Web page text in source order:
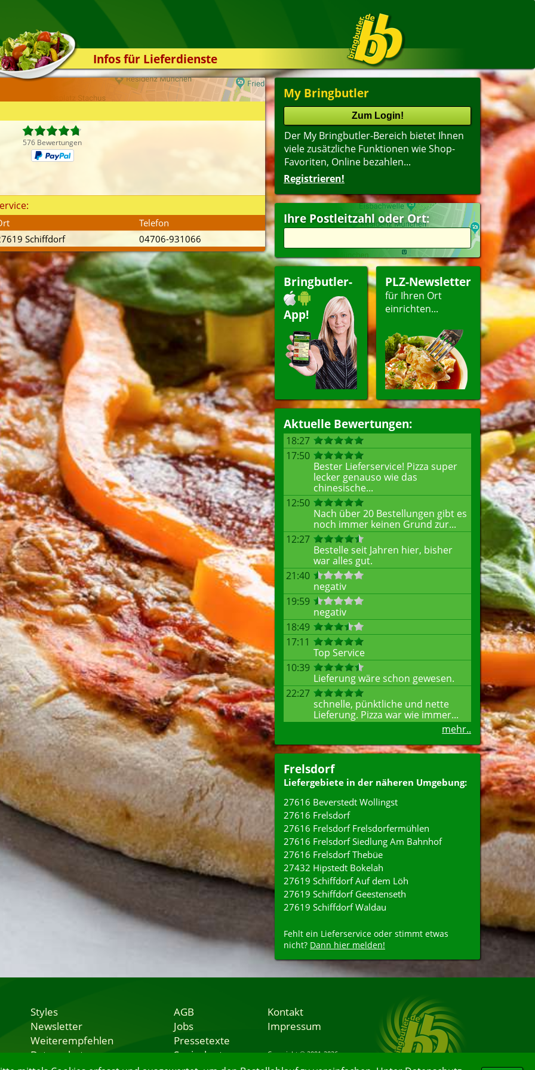
Infos für Lieferdienste
Kassensystem
Zuverlässigkeit
Kontakt
My Bringbutler
Der My Bringbutler-Bereich bietet Ihnen
viele zusätzliche Funktionen wie Shop-
Favoriten, Online bezahlen...
Registrieren!
Ihre Postleitzahl oder Ort:
Bringbutler-
App!
PLZ-Newsletter
für Ihren Ort
einrichten...
Aktuelle Bewertungen:
18:27
17:50
Bester Lieferservice! Pizza super
lecker genauso wie das
chinesische...
12:50
Nach über 20 Bestellungen gibt es
noch immer keinen Grund zur...
12:27
Bestelle seit Jahren hier, bisher
war alles gut.
21:40
negativ
19:59
negativ
18:49
17:11
Top Service
10:39
Lieferung wäre schon gewesen.
22:27
schnelle, pünktliche und nette
Lieferung. Pizza war wie immer...
mehr..
Frelsdorf
Liefergebiete in der näheren Umgebung:
27616 Beverstedt Wollingst
27616 Frelsdorf
27616 Frelsdorf Frelsdorfermühlen
27616 Frelsdorf Siedlung Am Bahnhof
27616 Frelsdorf Thebüe
27432 Hipstedt Bokelah
27619 Schiffdorf Auf dem Löh
27619 Schiffdorf Geestenseth
27619 Schiffdorf Waldau
Fehlt ein Lieferservice oder stimmt etwas
nicht? Dann hier melden!
576 Bewertungen
Telefon
Schiffdorf 04706-931066
Styles
Newsletter
Weiterempfehlen
Datenschutz
AGB
Jobs
Pressetexte
Speisekarten
Kontakt
Impressum
Copyright © 2001-2026